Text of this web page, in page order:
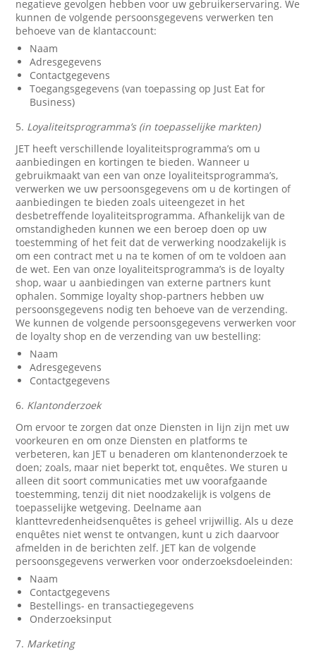
negatieve gevolgen hebben voor uw gebruikerservaring. We
kunnen de volgende persoonsgegevens verwerken ten
behoeve van de klantaccount:
Naam
Adresgegevens
Contactgegevens
Toegangsgegevens (van toepassing op Just Eat for
Business)
5. Loyaliteitsprogramma’s (in toepasselijke markten)
JET heeft verschillende loyaliteitsprogramma’s om u
aanbiedingen en kortingen te bieden. Wanneer u
gebruikmaakt van een van onze loyaliteitsprogramma’s,
verwerken we uw persoonsgegevens om u de kortingen of
aanbiedingen te bieden zoals uiteengezet in het
desbetreffende loyaliteitsprogramma. Afhankelijk van de
omstandigheden kunnen we een beroep doen op uw
toestemming of het feit dat de verwerking noodzakelijk is
om een contract met u na te komen of om te voldoen aan
de wet. Een van onze loyaliteitsprogramma’s is de loyalty
shop, waar u aanbiedingen van externe partners kunt
ophalen. Sommige loyalty shop-partners hebben uw
persoonsgegevens nodig ten behoeve van de verzending.
We kunnen de volgende persoonsgegevens verwerken voor
de loyalty shop en de verzending van uw bestelling:
Naam
Adresgegevens
Contactgegevens
6. Klantonderzoek
Om ervoor te zorgen dat onze Diensten in lijn zijn met uw
voorkeuren en om onze Diensten en platforms te
verbeteren, kan JET u benaderen om klantenonderzoek te
doen; zoals, maar niet beperkt tot, enquêtes. We sturen u
alleen dit soort communicaties met uw voorafgaande
toestemming, tenzij dit niet noodzakelijk is volgens de
toepasselijke wetgeving. Deelname aan
klanttevredenheidsenquêtes is geheel vrijwillig. Als u deze
enquêtes niet wenst te ontvangen, kunt u zich daarvoor
afmelden in de berichten zelf. JET kan de volgende
persoonsgegevens verwerken voor onderzoeksdoeleinden:
Naam
Contactgegevens
Bestellings- en transactiegegevens
Onderzoeksinput
7. Marketing